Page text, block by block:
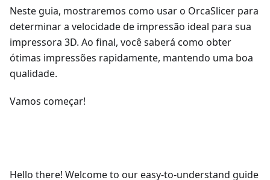
Neste guia, mostraremos como usar o OrcaSlicer para
determinar a velocidade de impressão ideal para sua
impressora 3D. Ao final, você saberá como obter
ótimas impressões rapidamente, mantendo uma boa
qualidade.
Vamos começar!
Hello there! Welcome to our easy-to-understand guide